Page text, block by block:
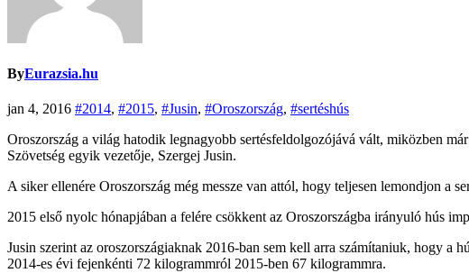
ByEurazsia.hu
jan 4, 2016 #2014, #2015, #Jusin, #Oroszország, #sertéshús
Oroszország a világ hatodik legnagyobb sertésfeldolgozójává vált, miközben
Szövetség egyik vezetője, Szergej Jusin.
A siker ellenére Oroszország még messze van attól, hogy teljesen lemondjon a
2015 első nyolc hónapjában a felére csökkent az Oroszországba irányuló hús
Jusin szerint az oroszországiaknak 2016-ban sem kell arra számítaniuk, hogy a
2014-es évi fejenkénti 72 kilogrammról 2015-ben 67 kilogrammra.